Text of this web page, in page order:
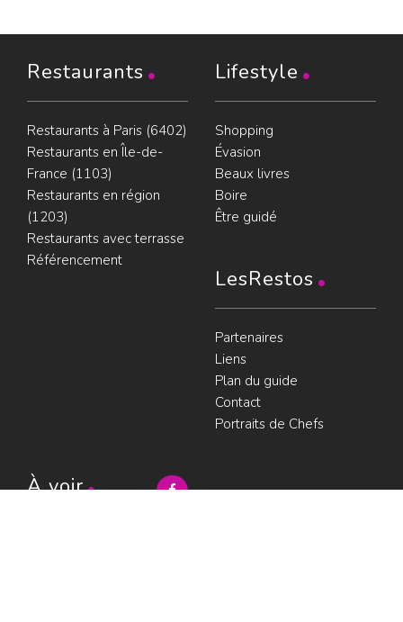
Restaurants
Restaurants à Paris (6402)
Restaurants en Île-de-
France (1103)
Restaurants en région
(1203)
Restaurants avec terrasse
Référencement
Lifestyle
Shopping
Évasion
Beaux livres
Boire
Être guidé
LesRestos
Partenaires
Liens
Plan du guide
Contact
Portraits de Chefs
À voir